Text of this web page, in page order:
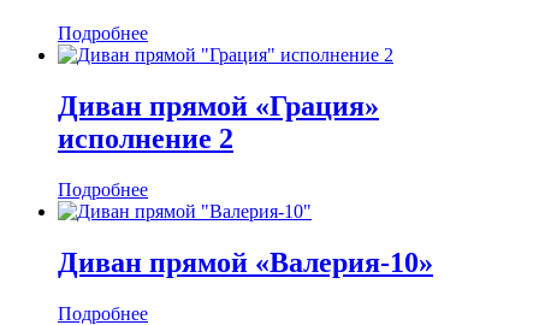
Подробнее
Диван прямой «Грация»
исполнение 2
Подробнее
Диван прямой «Валерия-10»
Подробнее